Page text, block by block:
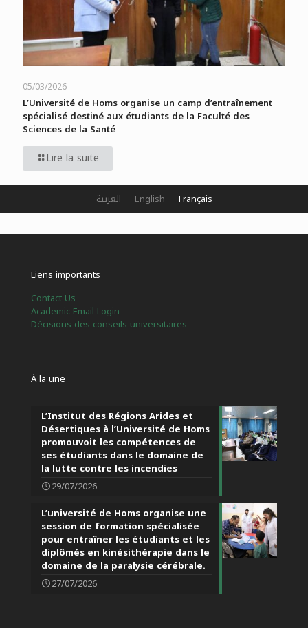
05/03/2026
L’Université de Homs organise un camp d’entraînement
spécialisé destiné aux étudiants de la Faculté des
Sciences de la Santé
Lire la suite
Liens importants
Contact Us
Academic Email Login
Décisions des conseils universitaires
À la une
L’Institut des Régions Arides et
Désertiques à l’Université de Homs
promouvoit les compétences de
ses étudiants dans le domaine de
la lutte contre les incendies
29/07/2026
L’université de Homs organise une
session de formation spécialisée
pour entraîner les étudiants et les
diplômés en kinésithérapie dans le
domaine de la paralysie cérébrale.
27/07/2026
العربية English Français